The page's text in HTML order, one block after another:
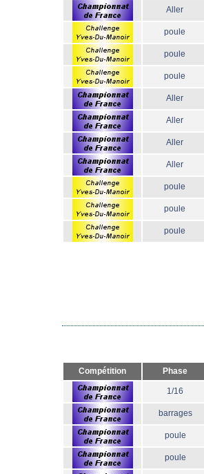
Aller
poule
poule
poule
Aller
Aller
Aller
Aller
poule
poule
poule
Compétition Phase
1/16
barrages
poule
poule